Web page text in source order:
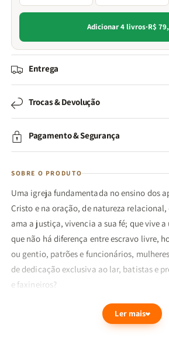
Adicionar 4 livros·R$
Entrega
Trocas & Devolução
Pagamento & Segurança
SOBRE O PRODUTO
Uma igreja fundamentada no ensino dos
Cristo e na oração, de natureza
ama a justiça, vivencia a sua fé; que vive
que não há diferença entre escravo livre,
ou gentio, patrões e funcionários,
de dedicação exclusiva ao lar, batistas e
e faxineiros?
Independentemente de quem sejam, e de
chamado do Evangelho se estende a
Ler mais